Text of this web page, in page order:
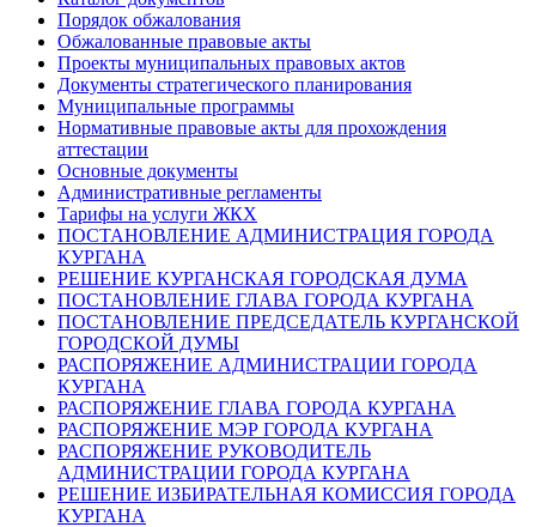
Порядок обжалования
Обжалованные правовые акты
Проекты муниципальных правовых актов
Документы стратегического планирования
Муниципальные программы
Нормативные правовые акты для прохождения
аттестации
Основные документы
Административные регламенты
Тарифы на услуги ЖКХ
ПОСТАНОВЛЕНИЕ АДМИНИСТРАЦИЯ ГОРОДА
КУРГАНА
РЕШЕНИЕ КУРГАНСКАЯ ГОРОДСКАЯ ДУМА
ПОСТАНОВЛЕНИЕ ГЛАВА ГОРОДА КУРГАНА
ПОСТАНОВЛЕНИЕ ПРЕДСЕДАТЕЛЬ КУРГАНСКОЙ
ГОРОДСКОЙ ДУМЫ
РАСПОРЯЖЕНИЕ АДМИНИСТРАЦИИ ГОРОДА
КУРГАНА
РАСПОРЯЖЕНИЕ ГЛАВА ГОРОДА КУРГАНА
РАСПОРЯЖЕНИЕ МЭР ГОРОДА КУРГАНА
РАСПОРЯЖЕНИЕ РУКОВОДИТЕЛЬ
АДМИНИСТРАЦИИ ГОРОДА КУРГАНА
РЕШЕНИЕ ИЗБИРАТЕЛЬНАЯ КОМИССИЯ ГОРОДА
КУРГАНА